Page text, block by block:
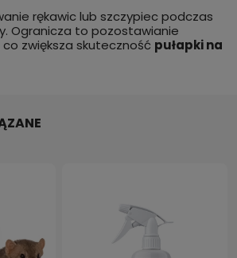
rękawic lub szczypiec podczas
Ogranicza to pozostawianie
zwiększa skuteczność pułapki na